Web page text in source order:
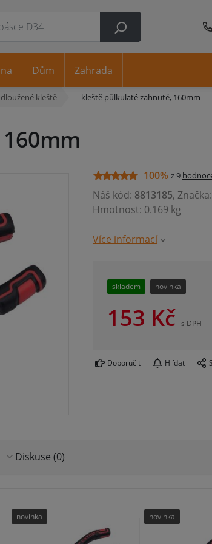
kleště kleště půlkulaté zahnuté, 160mm
100% z 9
Náš kód: 8813185, Značka:
Hmotnost: 0.169 kg
Více informací
skladem novinka
153 Kč s DPH
Doporučit Hlídat
Diskuse (0)
novinka novinka
Dům Zahrada